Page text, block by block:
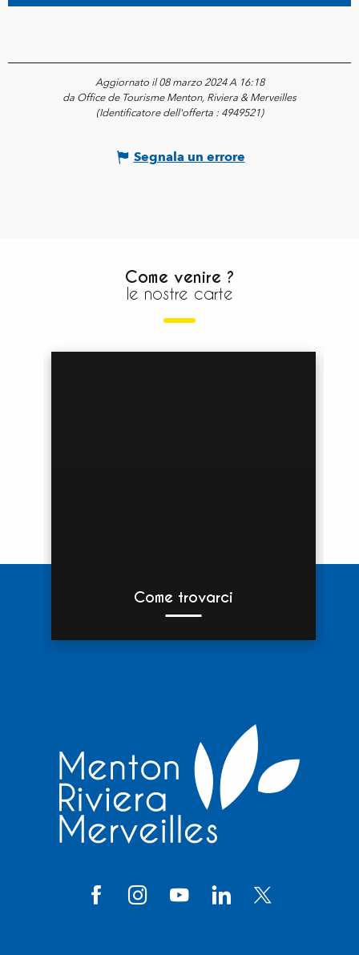
Aggiornato il 08 marzo 2024 A 16:18
da Office de Tourisme Menton, Riviera & Merveilles
(Identificatore dell'offerta : 4949521)
Segnala un errore
Come venire ?
le nostre carte
Come trovarci